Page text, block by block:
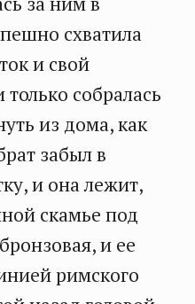
схватила
и свой
собралась
из дома, как
забыл в
и она лежит,
скамье под
и ее
римского